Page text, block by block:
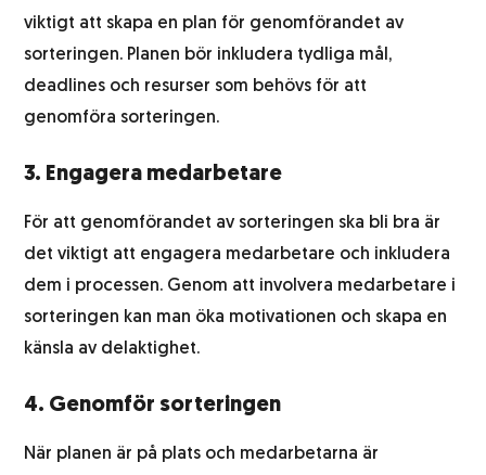
viktigt att skapa en plan för genomförandet av
sorteringen. Planen bör inkludera tydliga mål,
deadlines och resurser som behövs för att
genomföra sorteringen.
3. Engagera medarbetare
För att genomförandet av sorteringen ska bli bra är
det viktigt att engagera medarbetare och inkludera
dem i processen. Genom att involvera medarbetare i
sorteringen kan man öka motivationen och skapa en
känsla av delaktighet.
4. Genomför sorteringen
När planen är på plats och medarbetarna är